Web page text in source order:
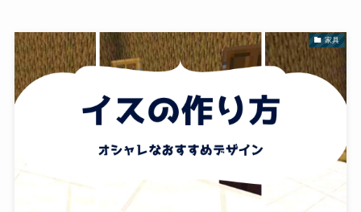
家具